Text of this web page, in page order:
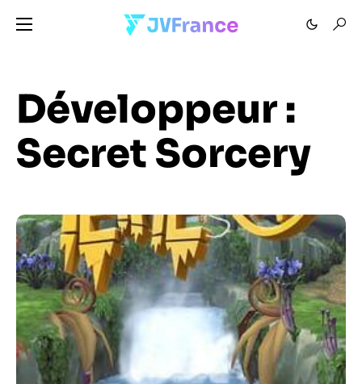
Développeur :
Secret Sorcery